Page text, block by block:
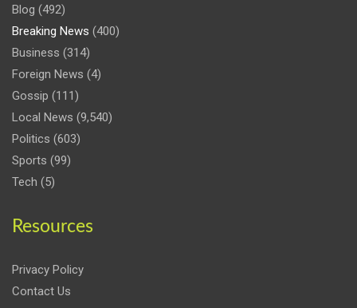
Blog (492)
Breaking News (400)
Business (314)
Foreign News (4)
Gossip (111)
Local News (9,540)
Politics (603)
Sports (99)
Tech (5)
Resources
Privacy Policy
Contact Us